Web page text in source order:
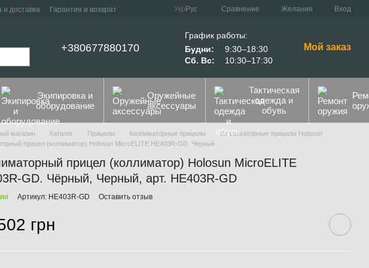
и доставка
Гарантия и возврат
Укр Рус Сравнение Желания Вход
+380677880170
График работы:
Будни:
9:30–18:30
Сб. Вс:
10:30–17:30
Мой заказ
Экипировка и
оборудование
Оружейные
аксессуары
Тактическая
одежда и
обувь
магазин Каталог Прицелы Коллиматорные прицелы
Коллиматорные прицелы Holosun
прицел (коллиматор) Holosun MicroELITE HE403R-GD. Чёрный
прицел (коллиматор) Holosun MicroELITE
GD. Чёрный, Черный, арт. HE403R-GD
Артикул: HE403R-GD Оставить отзыв
грн